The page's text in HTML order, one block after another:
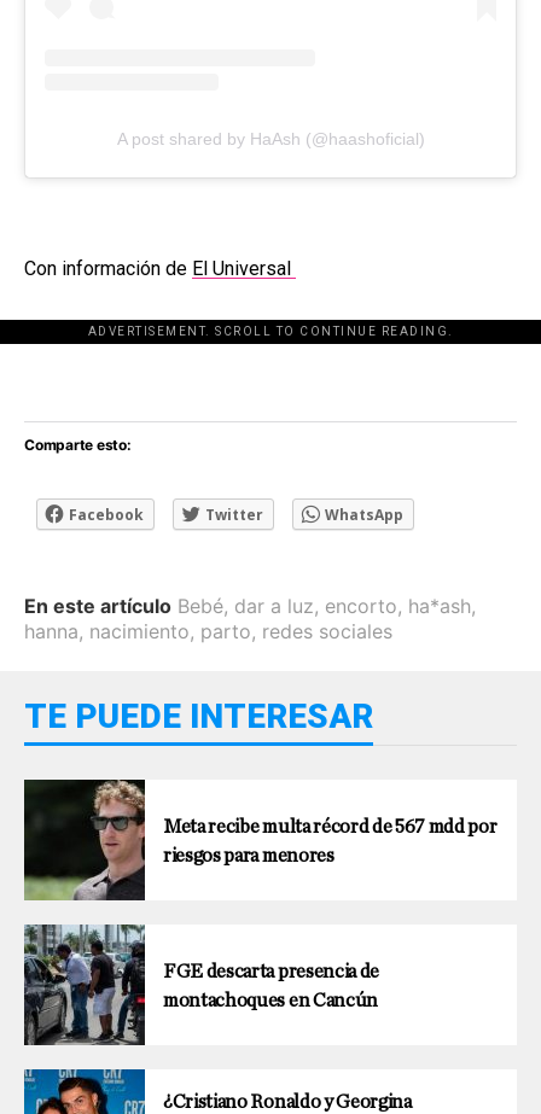
A post shared by HaAsh (@haashoficial)
Con información de El Universal
ADVERTISEMENT. SCROLL TO CONTINUE READING.
[adsforwp id="243463"]
Comparte esto:
Facebook Twitter WhatsApp
En este artículo Bebé, dar a luz, encorto, ha*ash,
hanna, nacimiento, parto, redes sociales
TE PUEDE INTERESAR
Meta recibe multa récord de 567 mdd por
riesgos para menores
FGE descarta presencia de
montachoques en Cancún
¿Cristiano Ronaldo y Georgina